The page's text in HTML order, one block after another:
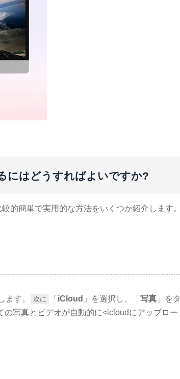
にはどうすればよいですか?
的簡単で実用的な方法をいくつか紹介します
ます。 次に 「 iCloud 」を選択し、「 写真 」を
の写真とビデオが自動的に<icloudにアップロ